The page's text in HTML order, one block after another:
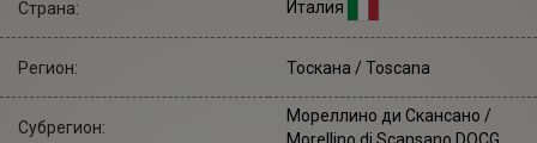
Страна: Италия
Регион: Тоскана / Toscana
Субрегион:
Мореллино ди Скансано /
Morellino di Scansano DOCG